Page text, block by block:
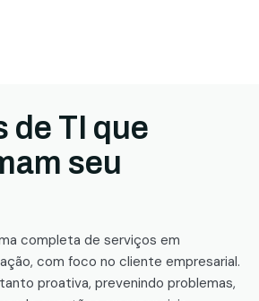
de TI que
seu
completa de serviços em
com foco no cliente empresarial.
proativa, prevenindo problemas,